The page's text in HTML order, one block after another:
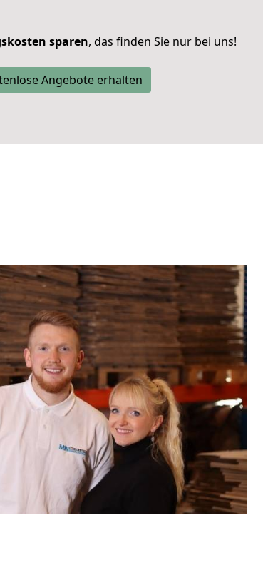
sparen, das finden Sie nur bei uns!
Angebote erhalten